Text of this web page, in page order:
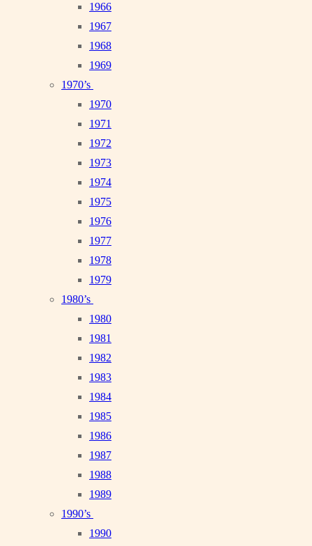
1966
1967
1968
1969
1970’s
1970
1971
1972
1973
1974
1975
1976
1977
1978
1979
1980’s
1980
1981
1982
1983
1984
1985
1986
1987
1988
1989
1990’s
1990